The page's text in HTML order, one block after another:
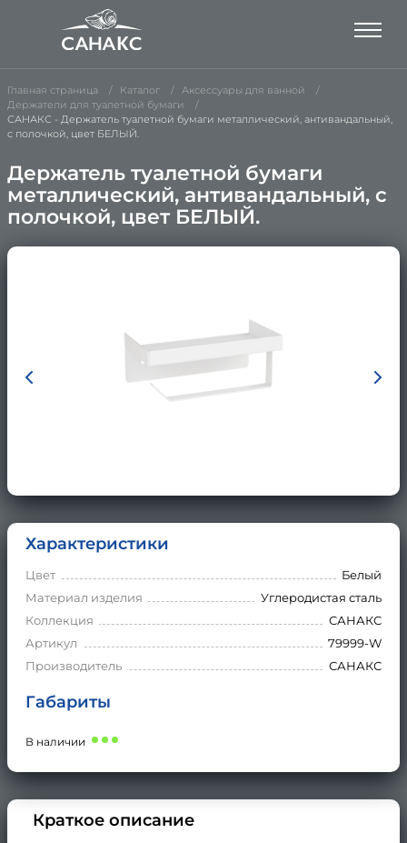
Главная страница Каталог
Аксессуары для ванной
Держатели для туалетной бумаги
САНАКС - Держатель туалетной бумаги металлический, антивандальный,
с полочкой, цвет БЕЛЫЙ.
Держатель туалетной бумаги
металлический, антивандальный, с
полочкой, цвет БЕЛЫЙ.
Характеристики
Цвет
Белый
Материал изделия
Углеродистая сталь
Коллекция
САНАКС
Артикул
79999-W
Производитель
САНАКС
Габариты
В наличии
Краткое описание